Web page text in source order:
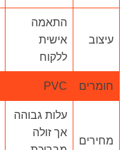
עיצוב
התאמה
אישית
ללקוח
חומרים PVC
מחירים
עלות גבוהה
אך זולה